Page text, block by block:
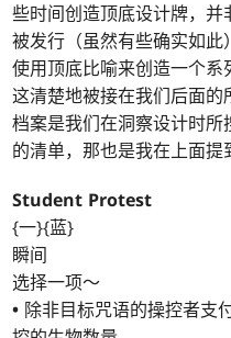
些时间创造顶底设计牌，
被发行（虽然有些确实如
使用顶底比喻来创造一个
这清楚地被接在我们后面
档案是我们在洞察设计时
的清单，那也是我在上面提
Student Protest
{一}{蓝}
瞬间
选择一项～
• 除非目标咒语的操控者支